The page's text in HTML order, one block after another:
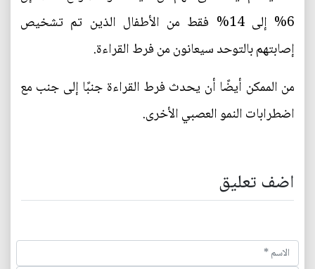
6% إلى 14% فقط من الأطفال الذين تم تشخيص
إصابتهم بالتوحد سيعانون من فرط القراءة.
من الممكن أيضًا أن يحدث فرط القراءة جنبًا إلى جنب مع
اضطرابات النمو العصبي الأخرى.
اضف تعليق